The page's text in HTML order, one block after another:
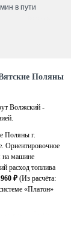
в пути
Поляны
Волжский -
Поляны г.
Ориентировочное
на машине
расход топлива
₽ (Из расчёта:
«Платон»